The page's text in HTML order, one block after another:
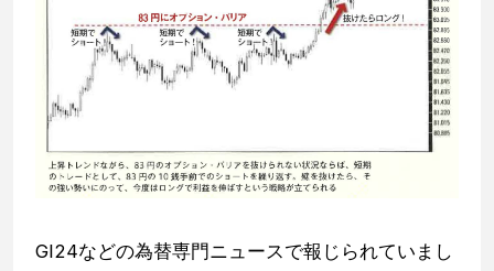
GI24などの為替専門ニュースで報じられていまし